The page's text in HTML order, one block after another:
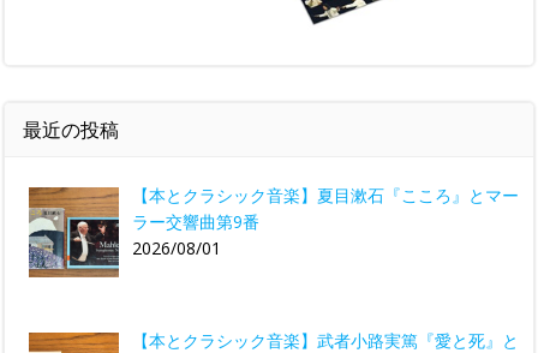
最近の投稿
【本とクラシック音楽】夏目漱石『こころ』とマー
ラー交響曲第9番
2026/08/01
【本とクラシック音楽】武者小路実篤『愛と死』と